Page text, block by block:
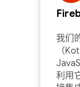
我们
（
利用